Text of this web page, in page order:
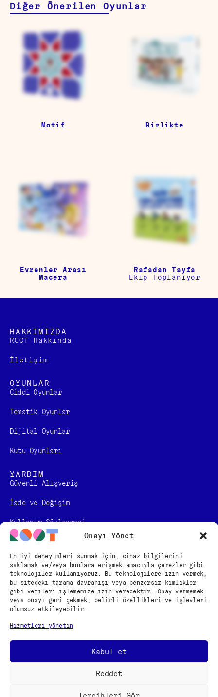
Onayı Yönet
En iyi deneyimleri sunmak için, cihaz bilgilerini
saklamak ve/veya bunlara erişmek amacıyla çerezler gibi
teknolojiler kullanıyoruz. Bu teknolojilere izin vermek,
bu sitedeki tarama davranışı veya benzersiz kimlikler
gibi verileri işlememize izin verecektir. Onay vermemek
veya onayı geri çekmek, belirli özellikleri ve işlevleri
olumsuz etkileyebilir.
Hizmetleri yönetin
Kabul et
Reddet
Tercihleri Gör
Diğer Önerilen Oyunlar
Motif Birlikte
Evrenler Arası
Macera
Rafadan Tayfa
Ekip Toplanıyor
HAKKIMIZDA
ROOT Hakkında
İletişim
OYUNLAR
Ciddi Oyunlar
Tematik Oyunlar
Dijital Oyunlar
Kutu Oyunları
YARDIM
Güvenli Alışveriş
İade ve Değişim
Kullanım Sözleşmesi
KVKK Bilgilendirmesi
Mesafeli Satış Sözleşmesi
BİZİ TAKİP EDİN
English
Copyright © 2024 – ROOT